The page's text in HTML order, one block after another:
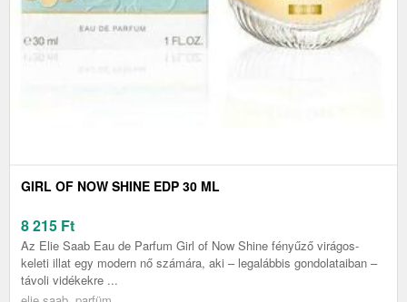
GIRL OF NOW SHINE EDP 30 ML
8 215 Ft
Az Elie Saab Eau de Parfum Girl of Now Shine fényűző virágos-
keleti illat egy modern nő számára, aki – legalábbis gondolataiban –
távoli vidékekre ...